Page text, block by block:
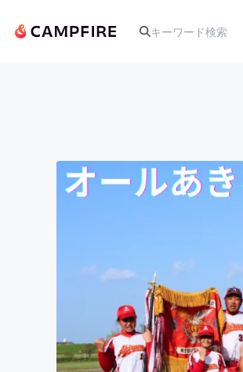
アート・写真
テクノロジー・
映像・映画
ビジネス・起業
まちづくり・地